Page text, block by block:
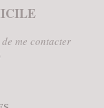
me contacter